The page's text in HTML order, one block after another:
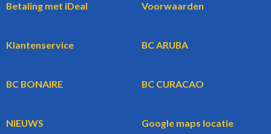
Betaling met iDeal Voorwaarden
Klantenservice BC ARUBA
BC BONAIRE BC CURACAO
NIEUWS Google maps locatie